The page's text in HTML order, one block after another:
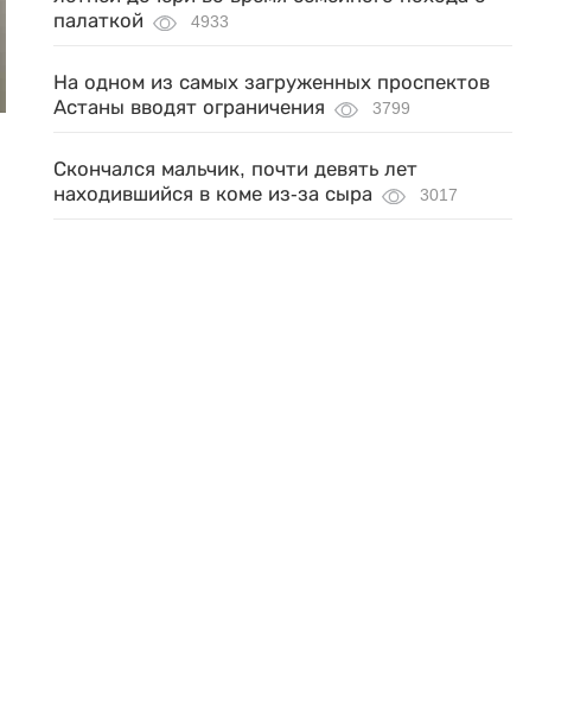
палаткой
4933
На одном из самых загруженных проспектов
Астаны вводят ограничения
3799
Скончался мальчик, почти девять лет
находившийся в коме из-за сыра
3017